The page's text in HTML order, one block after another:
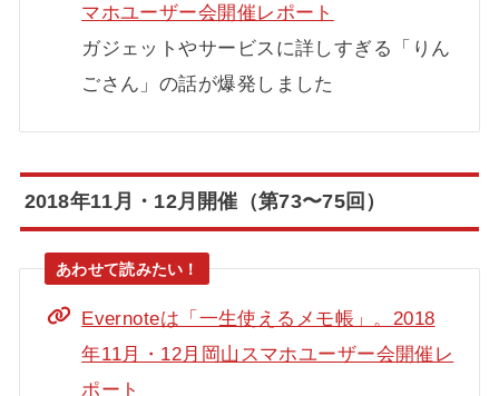
マホユーザー会開催レポート
ガジェットやサービスに詳しすぎる「りん
ごさん」の話が爆発しました
2018年11月・12月開催（第73〜75回）
Evernoteは「一生使えるメモ帳」。2018
年11月・12月岡山スマホユーザー会開催レ
ポート